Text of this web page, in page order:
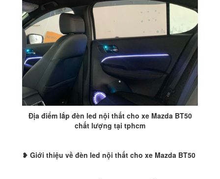
Địa điểm lắp đèn led nội thất cho xe Mazda BT50
chất lượng tại tphcm
❥ Giới thiệu về đèn led nội thất cho xe Mazda BT50